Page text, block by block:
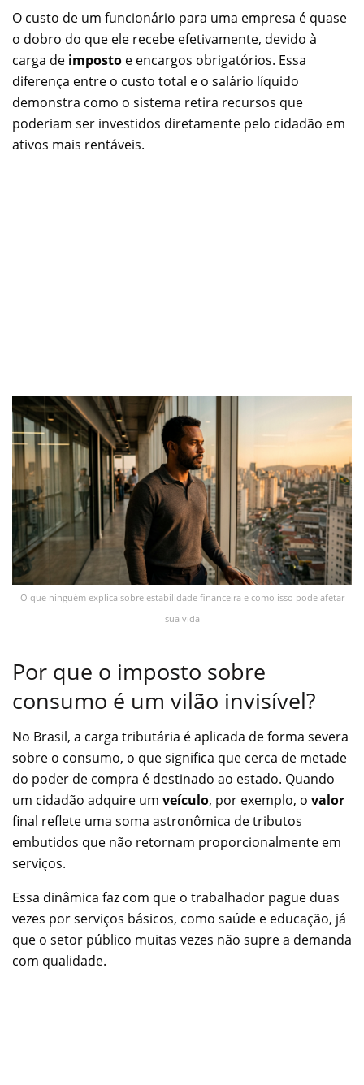
O custo de um funcionário para uma empresa é quase
o dobro do que ele recebe efetivamente, devido à
carga de imposto e encargos obrigatórios. Essa
diferença entre o custo total e o salário líquido
demonstra como o sistema retira recursos que
poderiam ser investidos diretamente pelo cidadão em
ativos mais rentáveis.
O que ninguém explica sobre estabilidade financeira e como isso pode afetar
sua vida
Por que o imposto sobre
consumo é um vilão invisível?
No Brasil, a carga tributária é aplicada de forma severa
sobre o consumo, o que significa que cerca de metade
do poder de compra é destinado ao estado. Quando
um cidadão adquire um veículo, por exemplo, o valor
final reflete uma soma astronômica de tributos
embutidos que não retornam proporcionalmente em
serviços.
Essa dinâmica faz com que o trabalhador pague duas
vezes por serviços básicos, como saúde e educação, já
que o setor público muitas vezes não supre a demanda
com qualidade.